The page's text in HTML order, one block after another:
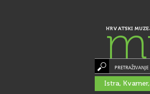
HRVATSKI
PRETRAŽIVANJE
Istra,